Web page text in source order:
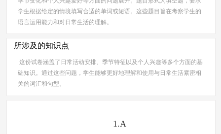
学生根据给定的情境填写合适的单词或短语。这些题目旨在考察学生的
语言运用能力和对日常生活的理解。
所涉及的知识点
这份试卷涵盖了日常活动安排、季节特征以及个人兴趣等多个方面的基
础知识。通过这些问题，学生能够更好地理解和使用与日常生活紧密相
关的词汇和句型。
1.A